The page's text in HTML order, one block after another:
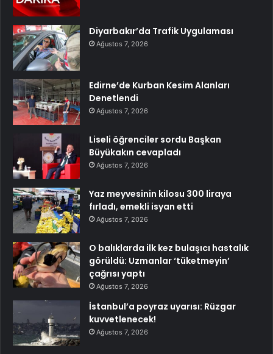
Diyarbakır’da Trafik Uygulaması
Ağustos 7, 2026
Edirne’de Kurban Kesim Alanları
Denetlendi
Ağustos 7, 2026
Liseli öğrenciler sordu Başkan
Büyükakın cevapladı
Ağustos 7, 2026
Yaz meyvesinin kilosu 300 liraya
fırladı, emekli isyan etti
Ağustos 7, 2026
O balıklarda ilk kez bulaşıcı hastalık
görüldü: Uzmanlar ‘tüketmeyin’
çağrısı yaptı
Ağustos 7, 2026
İstanbul’a poyraz uyarısı: Rüzgar
kuvvetlenecek!
Ağustos 7, 2026